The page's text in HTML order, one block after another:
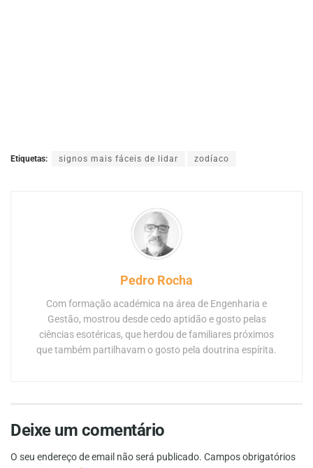
Etiquetas: signos mais fáceis de lidar zodíaco
Pedro Rocha
Com formação académica na área de Engenharia e
Gestão, mostrou desde cedo aptidão e gosto pelas
ciências esotéricas, que herdou de familiares próximos
que também partilhavam o gosto pela doutrina espírita.
Deixe um comentário
O seu endereço de email não será publicado. Campos obrigatórios